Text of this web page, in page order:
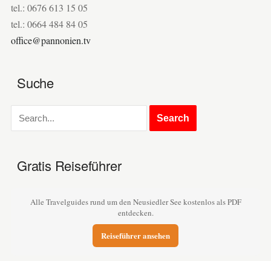
tel.: 0676 613 15 05
tel.: 0664 484 84 05
office@pannonien.tv
Suche
Gratis Reiseführer
Alle Travelguides rund um den Neusiedler See kostenlos als PDF
entdecken.
Reiseführer ansehen